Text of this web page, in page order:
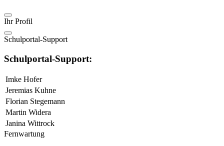
Ihr Profil
Schulportal-Support
Schulportal-Support:
Imke Hofer
Jeremias Kuhne
Florian Stegemann
Martin Widera
Janina Wittrock
Fernwartung